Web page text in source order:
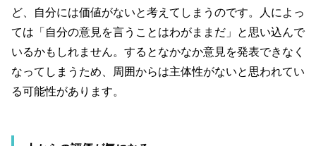
ど、自分には価値がないと考えてしまうのです。人によっ
ては「自分の意見を言うことはわがままだ」と思い込んで
いるかもしれません。するとなかなか意見を発表できなく
なってしまうため、周囲からは主体性がないと思われてい
る可能性があります。